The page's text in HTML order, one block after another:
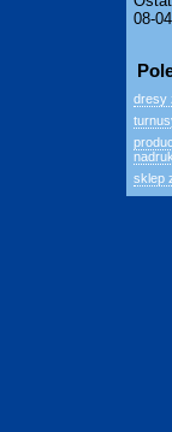
08-04
dresy
sklep